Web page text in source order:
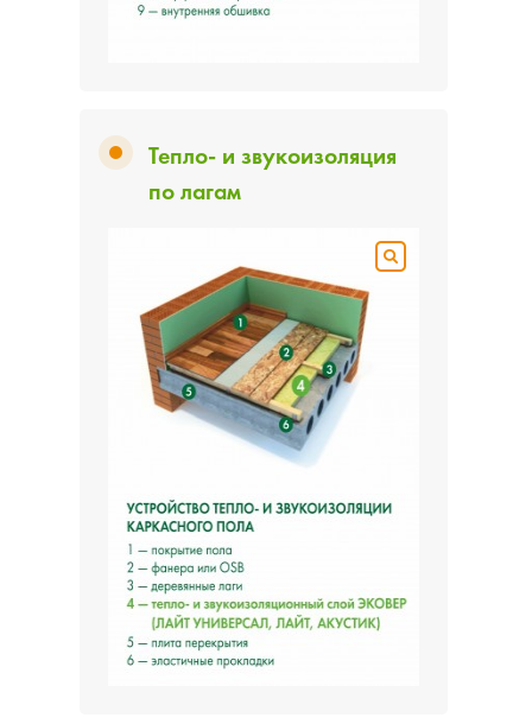
Тепло- и звукоизоляция
по лагам